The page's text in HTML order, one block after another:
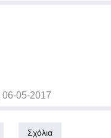
06-05-2017
Σχόλια